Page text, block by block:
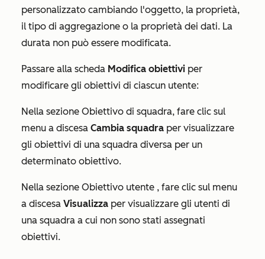
personalizzato cambiando l'oggetto, la proprietà,
il tipo di aggregazione o la proprietà dei dati. La
durata non può essere modificata.
Passare alla scheda Modifica obiettivi per
modificare gli obiettivi di ciascun utente:
Nella sezione Obiettivo di squadra, fare clic sul
menu a discesa Cambia squadra per visualizzare
gli obiettivi di una squadra diversa per un
determinato obiettivo.
Nella sezione Obiettivo utente , fare clic sul menu
a discesa Visualizza per visualizzare gli utenti di
una squadra a cui non sono stati assegnati
obiettivi.